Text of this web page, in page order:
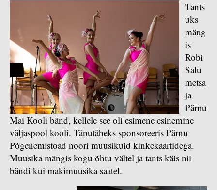
Tants
uks
mäng
is
Robi
Salu
metsa
ja
Pärnu
Mai Kooli bänd, kellele see oli esimene esinemine
väljaspool kooli. Tänutäheks sponsoreeris Pärnu
Põgenemistoad noori muusikuid kinkekaartidega.
Muusika mängis kogu õhtu vältel ja tants käis nii
bändi kui makimuusika saatel.